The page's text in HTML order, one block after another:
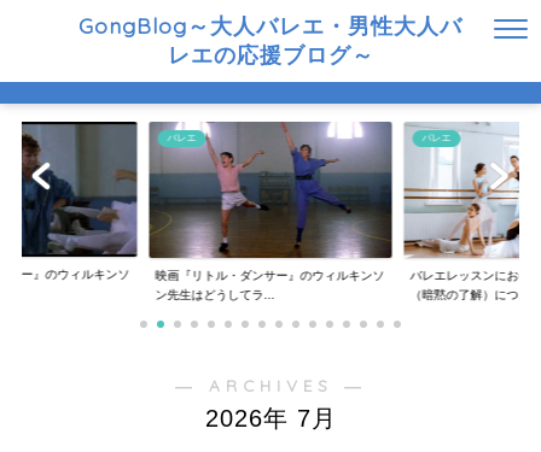
GongBlog～大人バレエ・男性大人バ
レエの応援ブログ～
サー』のウィルキンソ
バレエ
映画『リトル・ダンサー』のウィルキンソ
ン先生はどうしてラ...
バレエ
バレエレッスンにおけ
（暗黙の了解）につ...
― ARCHIVES ―
2026年 7月